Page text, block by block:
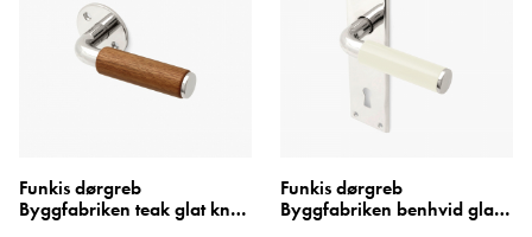
Funkis dørgreb
Byggfabriken teak glat knop
Funkis dørgreb
Byggfabriken benhvid glat